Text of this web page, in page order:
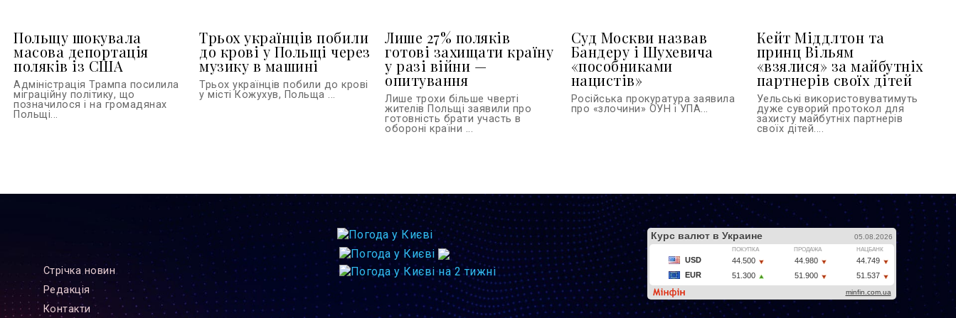
Польщу шокувала
масова депортація
поляків із США
Адміністрація Трампа посилила
міграційну політику, що
позначилося і на громадянах
Польщі...
Трьох українців побили
до крові у Польщі через
музику в машині
Трьох українців побили до крові
у місті Кожухув, Польща ...
Лише 27% поляків
готові захищати країну
у разі війни —
опитування
Лише трохи більше чверті
жителів Польщі заявили про
готовність брати участь в
обороні країни ...
Суд Москви назвав
Бандеру і Шухевича
«пособниками
нацистів»
Російська прокуратура заявила
про «злочини» ОУН і УПА...
Кейт Міддлтон та
принц Вільям
«взялися» за майбутніх
партнерів своїх дітей
Уельські використовуватимуть
дуже суворий протокол для
захисту майбутніх партнерів
своїх дітей....
Стрiчка новин
Редакцiя
Контакти